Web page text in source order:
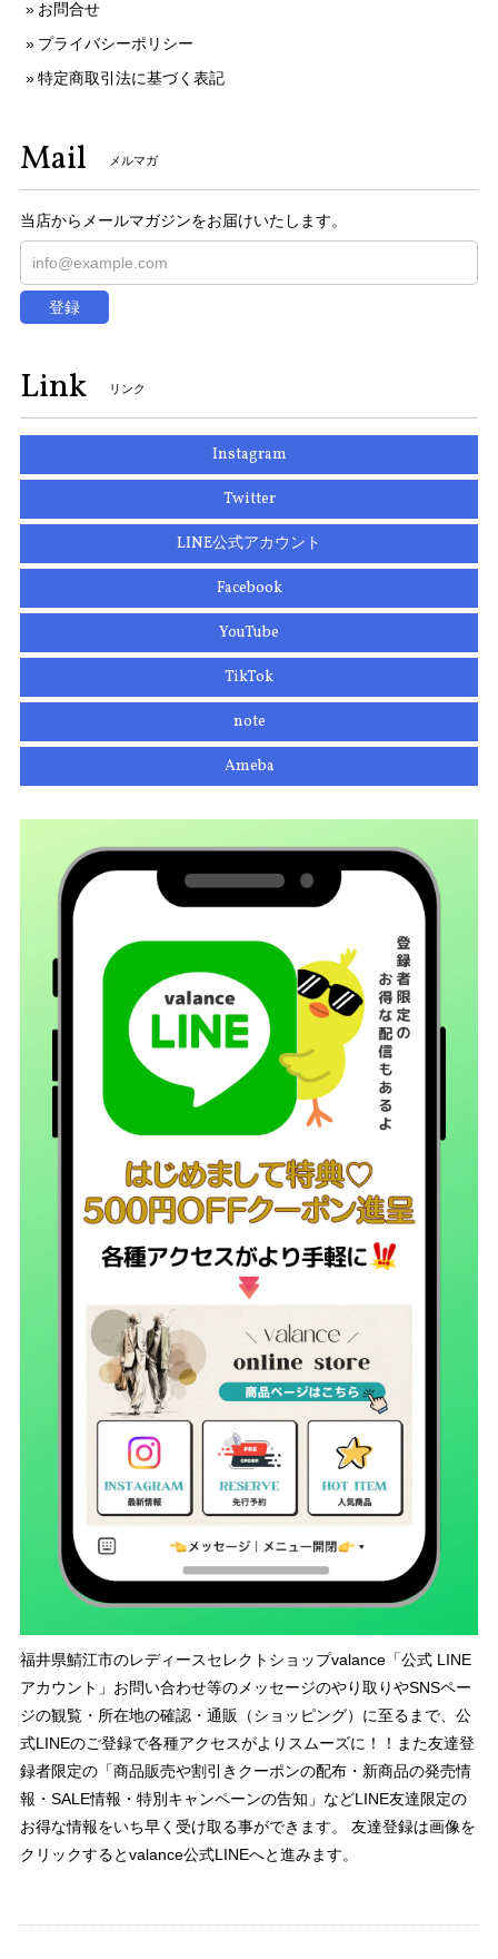
お問合せ
プライバシーポリシー
特定商取引法に基づく表記
Mail メルマガ
当店からメールマガジンをお届けいたします。
登録
Link リンク
Instagram
Twitter
LINE公式アカウント
Facebook
YouTube
TikTok
note
Ameba
福井県鯖江市のレディースセレクトショップvalance「公式 LINE
アカウント」お問い合わせ等のメッセージのやり取りやSNSペー
ジの観覧・所在地の確認・通販（ショッピング）に至るまで、公
式LINEのご登録で各種アクセスがよりスムーズに！！また友達登
録者限定の「商品販売や割引きクーポンの配布・新商品の発売情
報・SALE情報・特別キャンペーンの告知」などLINE友達限定の
お得な情報をいち早く受け取る事ができます。 友達登録は画像を
クリックするとvalance公式LINEへと進みます。